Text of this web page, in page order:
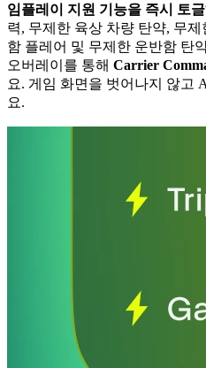
임플레이 지원 기능을 즉시 토
력, 무제한 육상 차량 탄약, 무
함 플레어 및 무제한 운반함 탄
오버레이를 통해 Carrier
요. 게임 화면을 벗어나지 않고
요.